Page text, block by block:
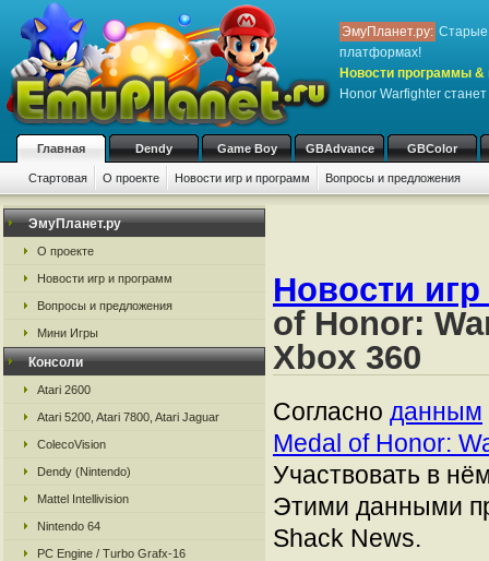
ЭмуПланет.ру: Старые
платформах!
Новости программы &
Honor Warfighter
Главная Dendy Game Boy GBAdvance GBColor
Стартовая О проекте Новости игр и программ Вопросы и предложения
ЭмуПланет.ру
О проекте
Новости игр и программ
Вопросы и предложения
Мини Игры
Консоли
Atari 2600
Atari 5200, Atari 7800, Atari Jaguar
ColecoVision
Dendy (Nintendo)
Mattel Intellivision
Nintendo 64
PC Engine / Turbo Grafx-16
Новости
of Honor:
Xbox 360
Согласно данным
Medal of Honor:
Участвовать в
Этими данными
Shack News.